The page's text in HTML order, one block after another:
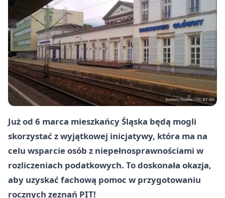
Już od 6 marca mieszkańcy Śląska będą mogli
skorzystać z wyjątkowej inicjatywy, która ma na
celu wsparcie osób z niepełnosprawnościami w
rozliczeniach podatkowych. To doskonała okazja,
aby uzyskać fachową pomoc w przygotowaniu
rocznych zeznań PIT!